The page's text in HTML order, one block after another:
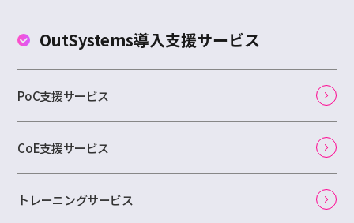
OutSystems導入支援サービス
PoC支援サービス
CoE支援サービス
トレーニングサービス